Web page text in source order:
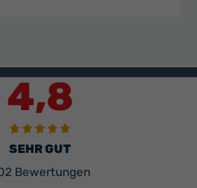
4,8
SEHR GUT
Bewertungen